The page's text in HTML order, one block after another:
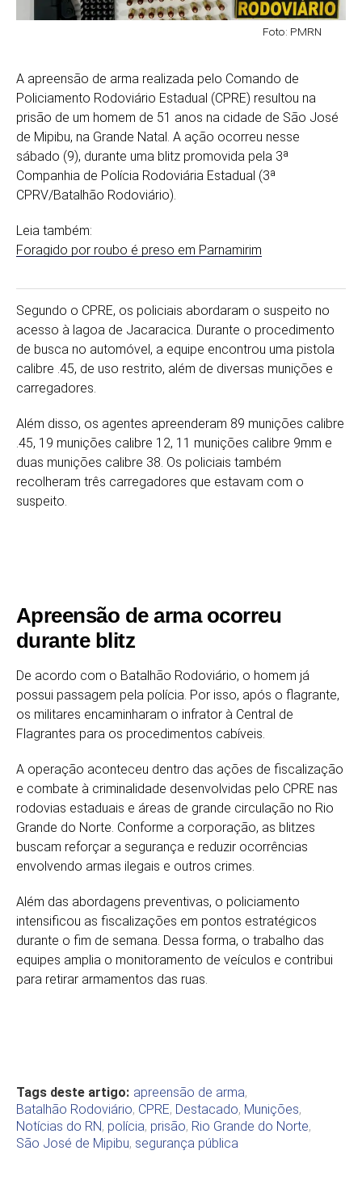
Foto: PMRN
A apreensão de arma realizada pelo Comando de
Policiamento Rodoviário Estadual (CPRE) resultou na
prisão de um homem de 51 anos na cidade de São José
de Mipibu, na Grande Natal. A ação ocorreu nesse
sábado (9), durante uma blitz promovida pela 3ª
Companhia de Polícia Rodoviária Estadual (3ª
CPRV/Batalhão Rodoviário).
Leia também:
Foragido por roubo é preso em Parnamirim
Segundo o CPRE, os policiais abordaram o suspeito no
acesso à lagoa de Jacaracica. Durante o procedimento
de busca no automóvel, a equipe encontrou uma pistola
calibre .45, de uso restrito, além de diversas munições e
carregadores.
Além disso, os agentes apreenderam 89 munições calibre
.45, 19 munições calibre 12, 11 munições calibre 9mm e
duas munições calibre 38. Os policiais também
recolheram três carregadores que estavam com o
suspeito.
Apreensão de arma ocorreu
durante blitz
De acordo com o Batalhão Rodoviário, o homem já
possui passagem pela polícia. Por isso, após o flagrante,
os militares encaminharam o infrator à Central de
Flagrantes para os procedimentos cabíveis.
A operação aconteceu dentro das ações de fiscalização
e combate à criminalidade desenvolvidas pelo CPRE nas
rodovias estaduais e áreas de grande circulação no Rio
Grande do Norte. Conforme a corporação, as blitzes
buscam reforçar a segurança e reduzir ocorrências
envolvendo armas ilegais e outros crimes.
Além das abordagens preventivas, o policiamento
intensificou as fiscalizações em pontos estratégicos
durante o fim de semana. Dessa forma, o trabalho das
equipes amplia o monitoramento de veículos e contribui
para retirar armamentos das ruas.
Tags deste artigo: apreensão de arma,
Batalhão Rodoviário, CPRE, Destacado, Munições,
Notícias do RN, polícia, prisão, Rio Grande do Norte,
São José de Mipibu, segurança pública